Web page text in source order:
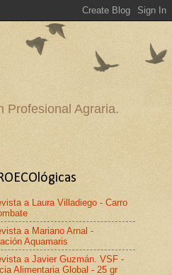
Profesional Agraria.
a Laura Villadiego - Carro
a Mariano Arnal -
Aquamaris
a Javier Guzmán. VSF -
Alimentaria Global - 25 gr